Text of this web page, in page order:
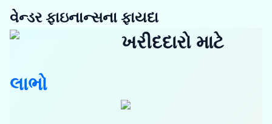
વેન્ડર ફાઇનાન્સના ફાયદા
ખરીદદારો માટે
લાભો